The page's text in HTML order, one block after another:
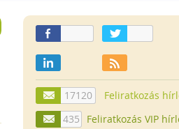
17120
Feliratkozás
435
Feliratkozás VIP